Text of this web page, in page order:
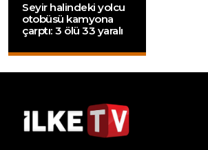
Seyir halindeki yolcu
otobüsü kamyona
çarptı: 3 ölü 33 yaralı